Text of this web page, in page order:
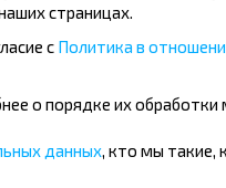
страницах.
с Политика в
о порядке их
данных , кто мы такие,